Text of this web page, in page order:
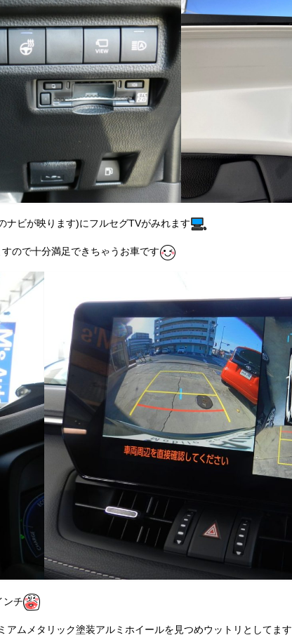
ナビが映ります)にフルセグTVがみれます
ので十分満足できちゃうお車です
ンチ
ムメタリック塗装アルミホイールを見つめウットリとしてます